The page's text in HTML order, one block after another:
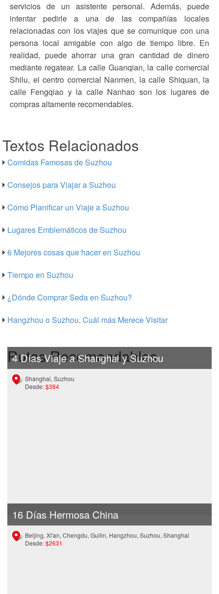
servicios de un asistente personal. Además, puede
intentar pedirle a una de las compañías locales
relacionadas con los viajes que se comunique con una
persona local amigable con algo de tiempo libre. En
realidad, puede ahorrar una gran cantidad de dinero
mediante regatear. La calle Guanqian, la calle comercial
Shilu, el centro comercial Nanmen, la calle Shiquan, la
calle Fengqiao y la calle Nanhao son los lugares de
compras altamente recomendables.
Textos Relacionados
Comidas Famosas de Suzhou
Consejos para Viajar a Suzhou
Cómo Planificar un Viaje a Suzhou
Lugares Emblemáticos de Suzhou
6 Mejores cosas que hacer en Suzhou
Tiempo en Suzhou
¿Dónde Comprar Seda en Suzhou?
Hangzhou o Suzhou, Cuál más Merece Visitar
Rutas Recomendables
4 Días Viaje a Shanghai y Suzhou
Shanghai, Suzhou
Desde:$384
16 Días Hermosa China
Beijing, Xi'an, Chengdu, Guilin, Hangzhou, Suzhou, Shanghai
Desde:$2631